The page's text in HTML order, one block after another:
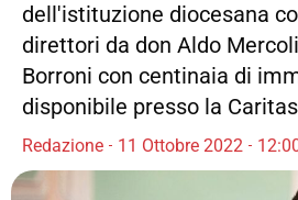
dell'istituzione diocesana
direttori da don Aldo
Borroni con centinaia di
disponibile presso la Caritas
Redazione 11 Ottobre 2022